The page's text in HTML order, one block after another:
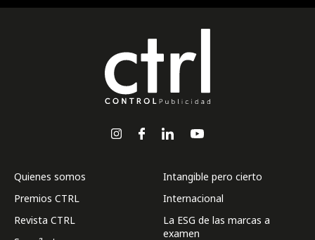
Quienes somos
Premios CTRL
Revista CTRL
Intangible pero cierto
Internacional
La ESG de las marcas a
examen